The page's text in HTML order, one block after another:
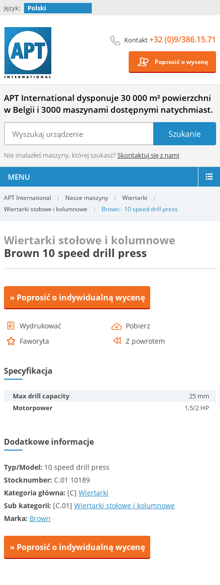
Język: Polski
Kontakt+32 (0)9/386.15.71
Poprosić o wycenę
APT International dysponuje 30 000 m² powierzchni
w Belgii i 3000 maszynami dostępnymi natychmiast.
Nie znalazłeś maszyny, której szukasz? Skontaktuj się z nami
MENU
APT International Nasze maszyny
Wiertarki
Wiertarki stołowe i kolumnowe
Brown - 10 speed drill press
Wiertarki stołowe i kolumnowe
Brown 10 speed drill press
» Poprosić o indywidualną wycenę
Wydrukować
Pobierz
Faworyta
Z powrotem
Specyfikacja
Max drill capacity
25 mm
Motorpower
1,5/2 HP
Dodatkowe informacje
Typ/Model: 10 speed drill press
Stocknumber: C.01 10189
Kategoria główna: [C] Wiertarki
Sub kategorii: [C.01] Wiertarki stołowe i kolumnowe
Marka: Brown
» Poprosić o indywidualną wycenę